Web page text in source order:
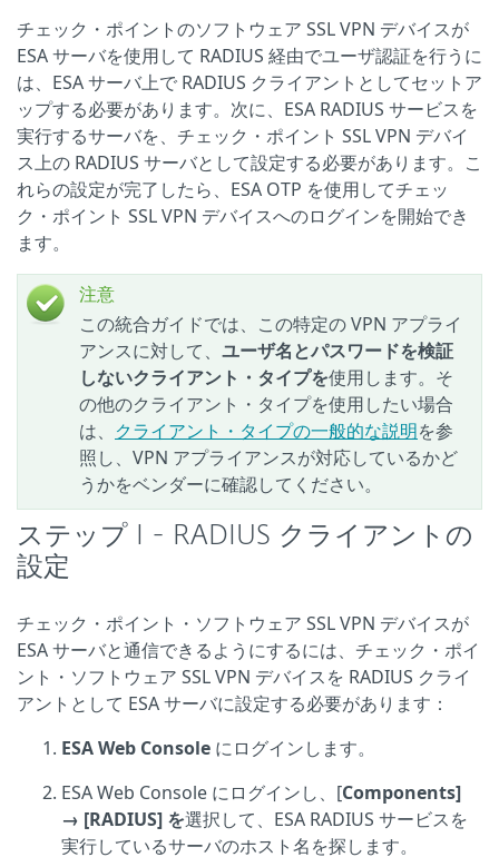
チェック・ポイントのソフトウェア SSL VPN デバイスが
ESA サーバを使用して RADIUS 経由でユーザ認証を行うに
は、ESA サーバ上で RADIUS クライアントとしてセットア
ップする必要があります。次に、ESA RADIUS サービスを
実行するサーバを、チェック・ポイント SSL VPN デバイ
ス上の RADIUS サーバとして設定する必要があります。こ
れらの設定が完了したら、ESA OTP を使用してチェッ
ク・ポイント SSL VPN デバイスへのログインを開始でき
ます。
注意
この統合ガイドでは、この特定の VPN アプライ
アンスに対して、 ユーザ名とパスワードを検証
しないクライアント・タイプを使用します。そ
の他のクライアント・タイプを使用したい場合
は、 クライアント・タイプの一般的な説明を参
照し、VPN アプライアンスが対応しているかど
うかをベンダーに確認してください。
ステップ I - RADIUS クライアントの
設定
チェック・ポイント・ソフトウェア SSL VPN デバイスが
ESA サーバと通信できるようにするには、チェック・ポイ
ント・ソフトウェア SSL VPN デバイスを RADIUS クライ
アントとして ESA サーバに設定する必要があります：
ESA Web Console にログインします。
ESA Web Console にログインし、[Components]
→ [RADIUS] を選択して、ESA RADIUS サービスを
実行しているサーバのホスト名を探します。